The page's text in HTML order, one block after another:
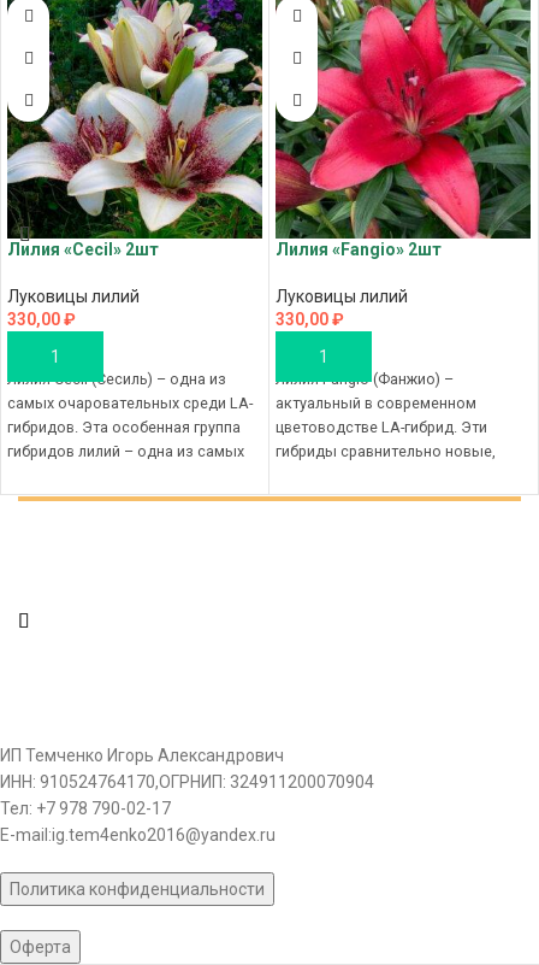
Лилия «Cecil» 2шт
Луковицы лилий
330,00₽
В КОРЗИНУ
Лилия Cecil (Сесиль) – одна из
самых очаровательных среди LA-
гибридов. Эта особенная группа
гибридов лилий – одна из самых
Лилия «Fangio» 2шт
Луковицы лилий
330,00₽
В КОРЗИНУ
Лилия Fangio (Фанжио) –
актуальный в современном
цветоводстве LA-гибрид. Эти
гибриды сравнительно новые,
Основные характеристики
ИП Темченко Игорь Александрович
ИНН: 910524764170,ОГРНИП: 324911200070904
Тел: +7 978 790-02-17
E-mail:ig.tem4enko2016@yandex.ru
Политика конфиденциальности
Оферта